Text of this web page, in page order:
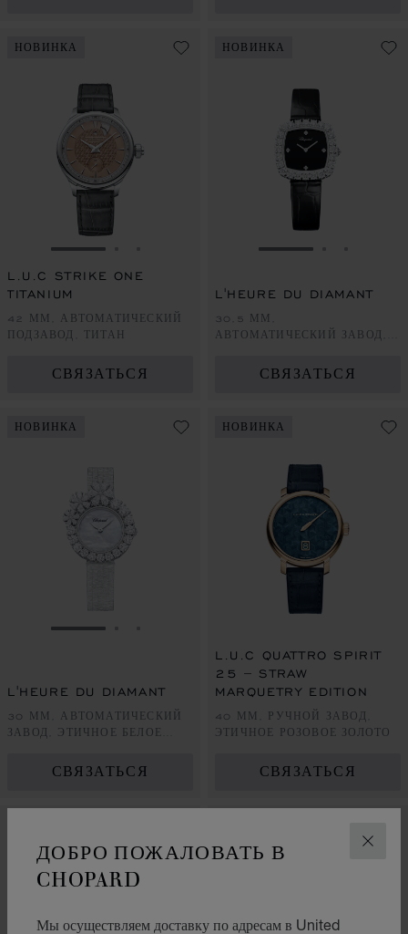
ДОБРО ПОЖАЛОВАТЬ В
CHOPARD
Мы осуществляем доставку по адресам в United
НОВИНКА
ПЕРЕЙТИ К СЛАЙДУ 1
ПЕРЕЙТИ К СЛАЙДУ 2
ПЕРЕЙТИ К СЛАЙДУ 3
L.U.C STRIKE ONE
TITANIUM
42 ММ, АВТОМАТИЧЕСКИЙ
ПОДЗАВОД, ТИТАН
СВЯЗАТЬСЯ
НОВИНКА
ПЕРЕЙТИ К
L'HEURE DU DIAMANT
30,5 ММ,
АВТОМАТИЧЕСКИЙ ЗАВОД,
БРИЛЛИАНТЫСВЯЗАТЬСЯ
НОВИНКА
ПЕРЕЙТИ К СЛАЙДУ 1
L'HEURE DU DIAMANT
30 ММ, АВТОМАТИЧЕСКИЙ
ЗАВОД, ЭТИЧНОЕ БЕЛОЕ
СВЯЗАТЬСЯ
НОВИНКА
L.U.C QUATTRO SPIRIT
25 – STRAW
MARQUETRY EDITION
40 ММ, РУЧНОЙ ЗАВОД,
ЭТИЧНОЕ РОЗОВОЕ ЗОЛОТО
СВЯЗАТЬСЯ